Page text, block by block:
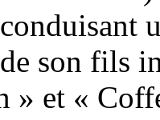
son fils
» et «